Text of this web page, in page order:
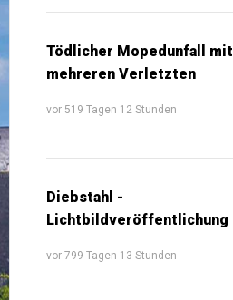
Tödlicher Mopedunfall mit
mehreren Verletzten
vor 519 Tagen 12 Stunden
Diebstahl -
Lichtbildveröffentlichung
vor 799 Tagen 13 Stunden